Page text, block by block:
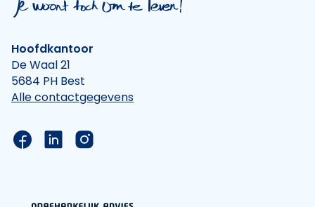
Hoofdkantoor
De Waal 21
5684 PH Best
Alle contactgegevens
Link naar de Facebook pagina van Hypotheek
Link naar de LinkedIn pagina van
Link naar de Instagram pagina van